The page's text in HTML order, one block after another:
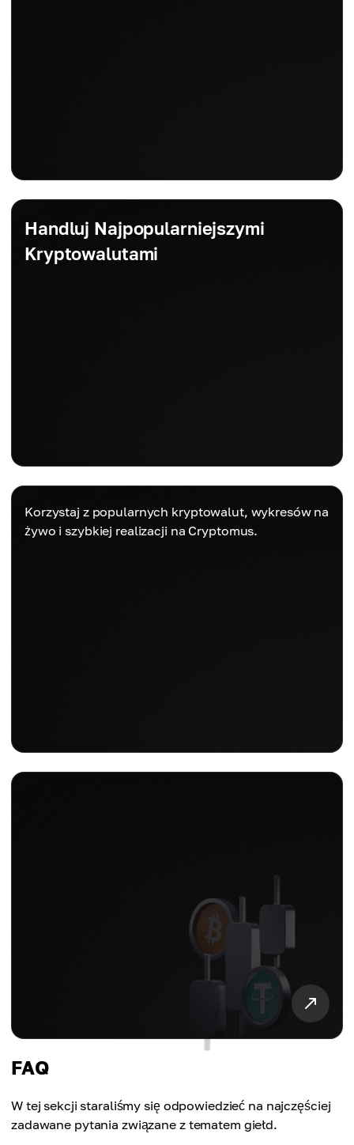
Handluj Najpopularniejszymi
Kryptowalutami
Korzystaj z popularnych kryptowalut, wykresów na
żywo i szybkiej realizacji na Cryptomus.
FAQ
W tej sekcji staraliśmy się odpowiedzieć na najczęściej
zadawane pytania związane z tematem giełd.